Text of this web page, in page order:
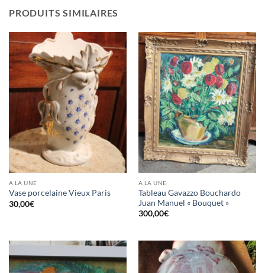
PRODUITS SIMILAIRES
A LA UNE
Vase porcelaine Vieux Paris
30,00€
A LA UNE
Tableau Gavazzo Bouchardo
Juan Manuel « Bouquet »
300,00€